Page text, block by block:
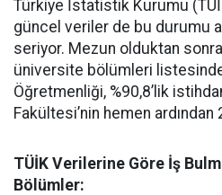
​Türkiye İstatistik Kurumu
güncel veriler de bu durumu
seriyor. Mezun olduktan
üniversite bölümleri
Öğretmenliği, %90,8’lik
Fakültesi’nin hemen ardından
​TÜİK Verilerine Göre İş
Bölümler: